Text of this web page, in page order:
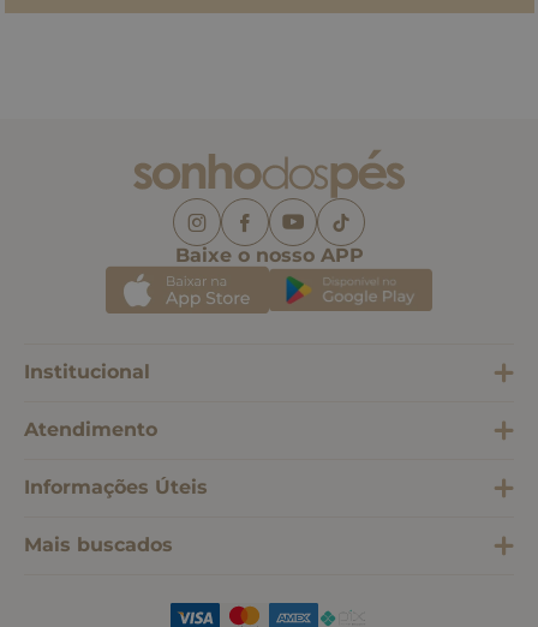
Baixe o nosso APP
Institucional
Atendimento
Informações Úteis
Mais buscados